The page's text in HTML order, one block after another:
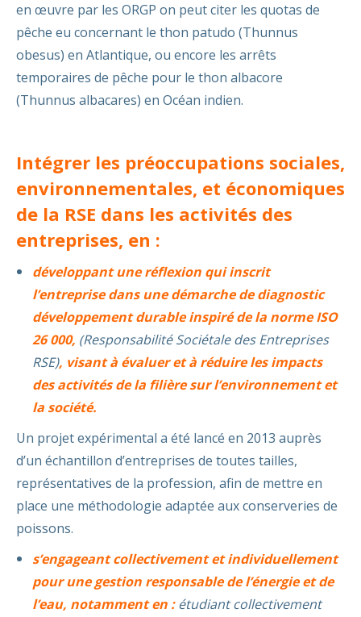
en œuvre par les ORGP on peut citer les quotas de
pêche eu concernant le thon patudo (Thunnus
obesus) en Atlantique, ou encore les arrêts
temporaires de pêche pour le thon albacore
(Thunnus albacares) en Océan indien.
Intégrer les préoccupations sociales,
environnementales, et économiques
de la RSE dans les activités des
entreprises, en :
développant une réflexion qui inscrit
l’entreprise dans une démarche de diagnostic
développement durable inspiré de la norme ISO
26 000, (Responsabilité Sociétale des Entreprises
RSE), visant à évaluer et à réduire les impacts
des activités de la filière sur l’environnement et
la société.
Un projet expérimental a été lancé en 2013 auprès
d’un échantillon d’entreprises de toutes tailles,
représentatives de la profession, afin de mettre en
place une méthodologie adaptée aux conserveries de
poissons.
s’engageant collectivement et individuellement
pour une gestion responsable de l’énergie et de
l’eau, notamment en :étudiant collectivement